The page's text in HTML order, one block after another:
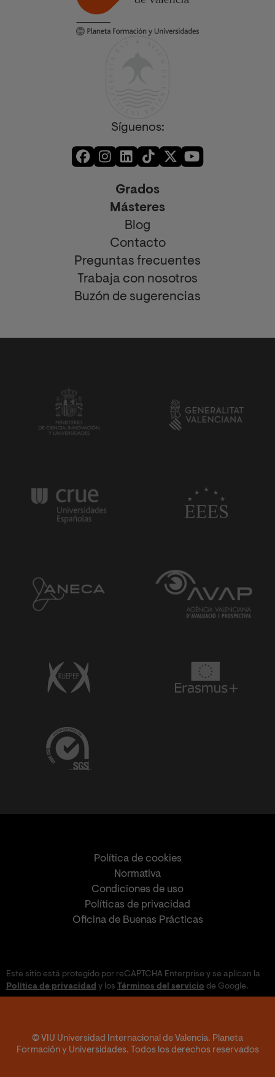
Síguenos:
Grados
Másteres
Blog
Contacto
Preguntas frecuentes
Trabaja con nosotros
Buzón de sugerencias
Política de cookies
Normativa
Condiciones de uso
Políticas de privacidad
Oficina de Buenas Prácticas
Este sitio está protegido por reCAPTCHA Enterprise y se aplican la
Política de privacidad y los Términos del servicio de Google.
© VIU Universidad Internacional de Valencia. Planeta
Formación y Universidades. Todos los derechos reservados